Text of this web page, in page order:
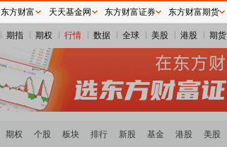
期指 期权 行情 数据 全球 美股 港股 期货
期权 个股 板块 排行 新股 基金 港股 美股
东方财富 天天基金网 东方财富证券 东方财富期货